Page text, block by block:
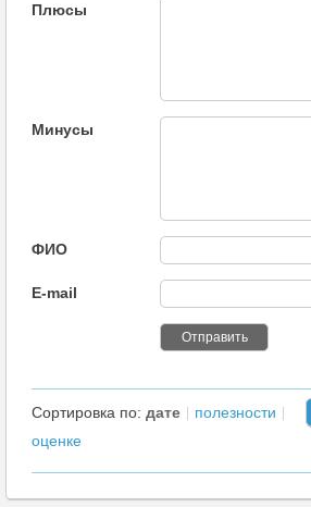
Плюсы
Минусы
ФИО
E-mail
Сортировка по: дате
полезности
оценке